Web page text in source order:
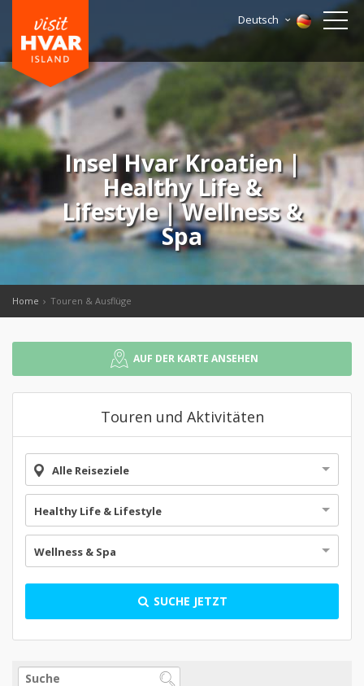
Deutsch
Insel Hvar Kroatien |
Healthy Life &
Lifestyle | Wellness &
Spa
Home Touren & Ausflüge
AUF DER KARTE ANSEHEN
Touren und Aktivitäten
Alle Reiseziele
Healthy Life & Lifestyle
Wellness & Spa
SUCHE JETZT